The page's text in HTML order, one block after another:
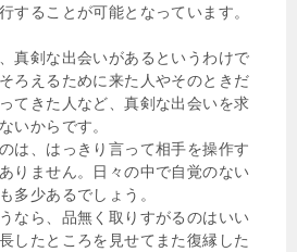
することが可能となっています。
真剣な出会いがあるというわけで
ろえるために来た人やそのときだ
てきた人など、真剣な出会いを求
いからです。
は、はっきり言って相手を操作す
りません。日々の中で自覚のない
多少あるでしょう。
なら、品無く取りすがるのはいい
したところを見せてまた復縁した